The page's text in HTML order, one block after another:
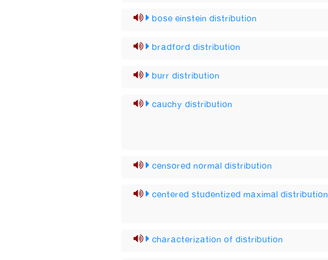
bose einstein distribution
bradford distribution
burr distribution
cauchy distribution
censored normal distribution
centered studentized maximal distribution
characterization of distribution